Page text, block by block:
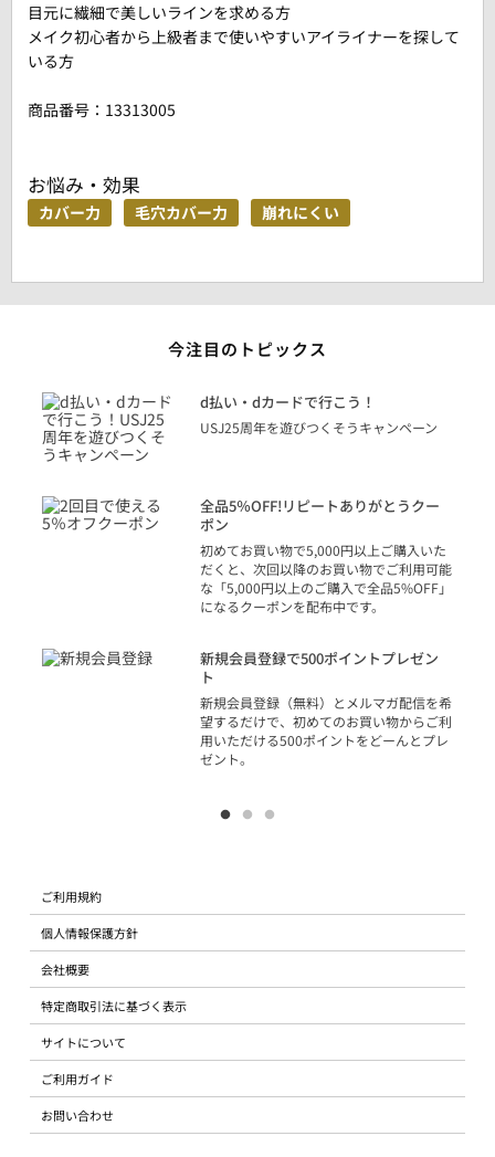
目元に繊細で美しいラインを求める方
メイク初心者から上級者まで使いやすいアイライナーを探して
いる方
商品番号： 13313005
お悩み・効果
カバー力 毛穴カバー力 崩れにくい
今注目のトピックス
d払い・dカードで行こう！
USJ25周年を遊びつくそうキャンペーン
全品5％OFF!リピートありがとうクー
ポン
初めてお買い物で5,000円以上ご購入いた
だくと、次回以降のお買い物でご利用可能
な「5,000円以上のご購入で全品5%OFF」
になるクーポンを配布中です。
新規会員登録で500ポイントプレゼン
ト
新規会員登録（無料）とメルマガ配信を希
望するだけで、初めてのお買い物からご利
用いただける500ポイントをどーんとプレ
ゼント。
ご利用規約
個人情報保護方針
会社概要
特定商取引法に基づく表示
サイトについて
ご利用ガイド
お問い合わせ